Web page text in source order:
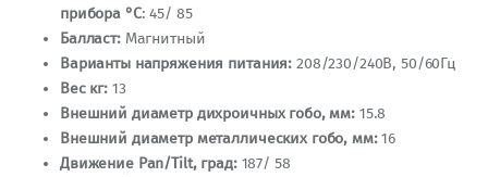
прибора °С: 45/ 85
Балласт:Магнитный
Варианты напряжения питания: 208/230/240В, 50/60Гц
Вес кг: 13
Внешний диаметр дихроичных гобо, мм:15.8
Внешний диаметр металлических гобо, мм:16
Движение Pan/Tilt, град:187/ 58